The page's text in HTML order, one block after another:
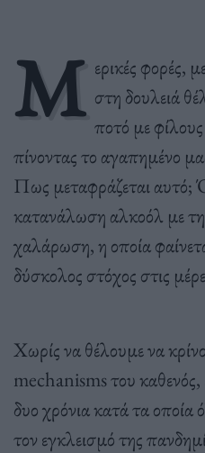
M ερικές φορές,
στη δουλειά
ποτό με
πίνοντας το αγαπημένο
Πως μεταφράζεται αυτό;
κατανάλωση αλκοόλ με
χαλάρωση, η οποία
δύσκολος στόχος στις
Xωρίς να θέλουμε να
mechanisms του καθενός,
δυο χρόνια κατά τα οποία
τον εγκλεισμό της